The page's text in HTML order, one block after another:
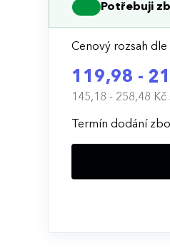
Potřebuji
Cenový rozsah dle
119,98 -
145,18 - 258,48 Kč
Termín dodání